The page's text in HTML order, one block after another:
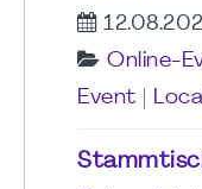
Online-
Event